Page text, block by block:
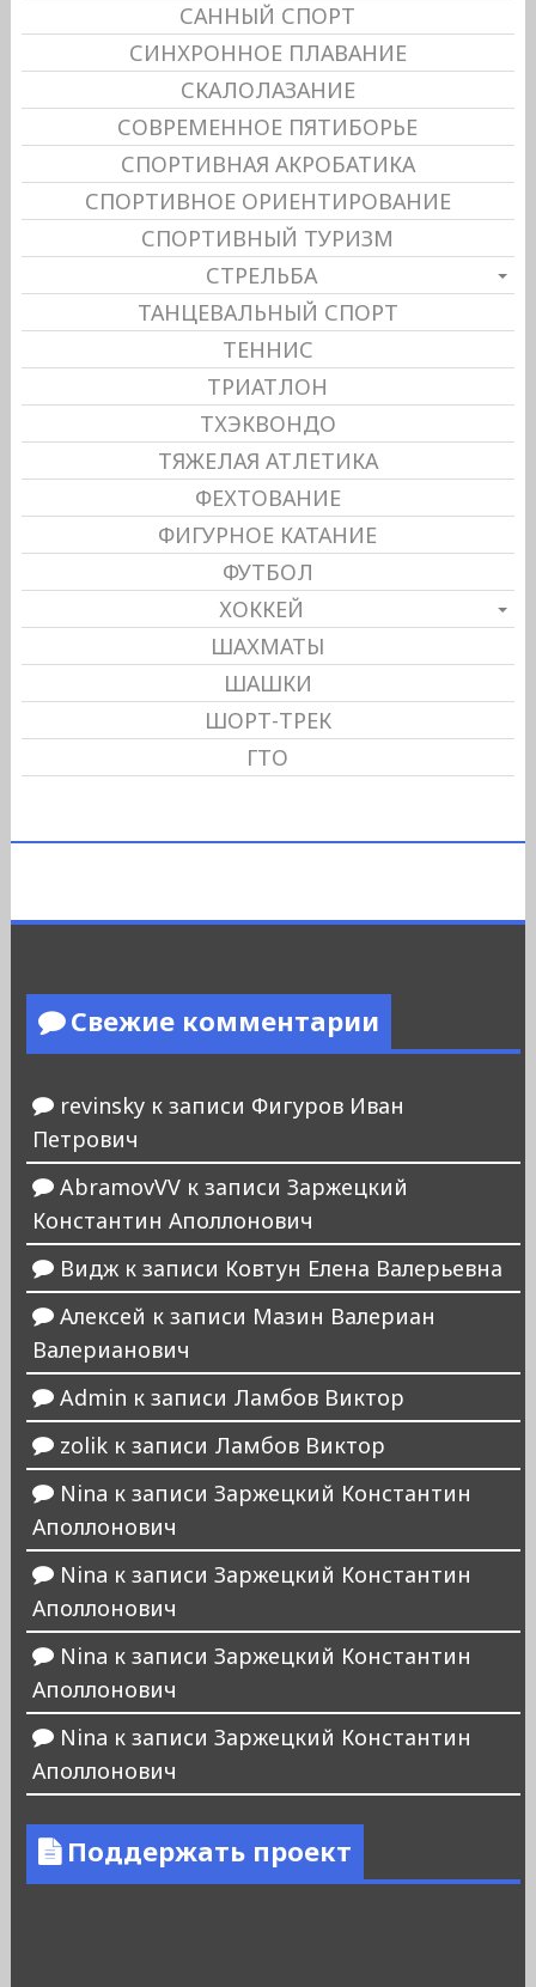
САННЫЙ СПОРТ
СИНХРОННОЕ ПЛАВАНИЕ
СКАЛОЛАЗАНИЕ
СОВРЕМЕННОЕ ПЯТИБОРЬЕ
СПОРТИВНАЯ АКРОБАТИКА
СПОРТИВНОЕ ОРИЕНТИРОВАНИЕ
СПОРТИВНЫЙ ТУРИЗМ
СТРЕЛЬБА
ТАНЦЕВАЛЬНЫЙ СПОРТ
ТЕННИС
ТРИАТЛОН
ТХЭКВОНДО
ТЯЖЕЛАЯ АТЛЕТИКА
ФЕХТОВАНИЕ
ФИГУРНОЕ КАТАНИЕ
ФУТБОЛ
ХОККЕЙ
ШАХМАТЫ
ШАШКИ
ШОРТ-ТРЕК
ГТО
Свежие комментарии
revinskyк записи Фигуров Иван
Петрович
AbramovVVк записи Заржецкий
Константин Аполлонович
Виджк записи Ковтун Елена Валерьевна
Алексей к записи Мазин Валериан
Валерианович
Admin к записи Ламбов Виктор
zolikк записи Ламбов Виктор
Nina к записи Заржецкий Константин
Аполлонович
Nina к записи Заржецкий Константин
Аполлонович
Nina к записи Заржецкий Константин
Аполлонович
Nina к записи Заржецкий Константин
Аполлонович
Поддержать проект